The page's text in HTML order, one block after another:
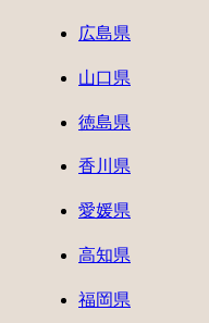
広島県
山口県
徳島県
香川県
愛媛県
高知県
福岡県